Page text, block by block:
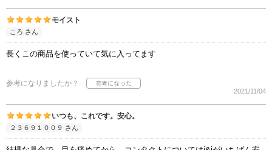
モイスト
ころ さん
長くこの商品を使っていて気に入ってます
参考になりましたか？
2021/11/04
いつも、これです。安心。
２３６９１００９ さん